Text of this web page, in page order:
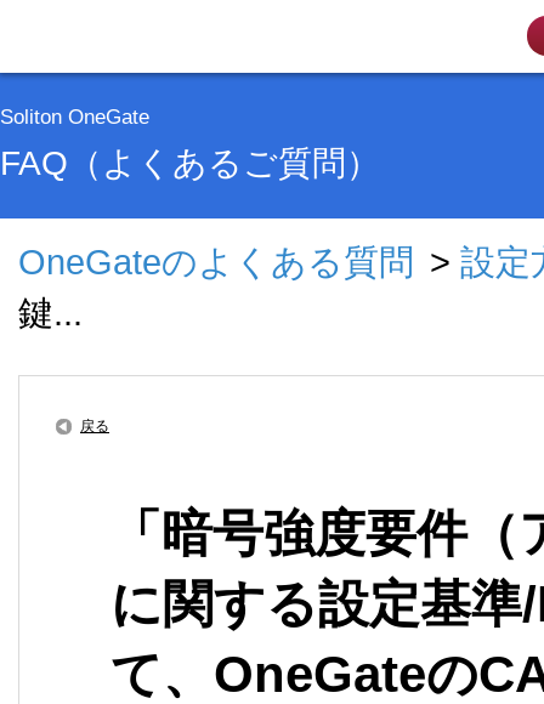
Soliton OneGate
FAQ（よくあるご質問）
OneGateのよくある質問 > 設定
鍵...
戻る
「暗号強度要件
に関する設定基
て、OneGateの